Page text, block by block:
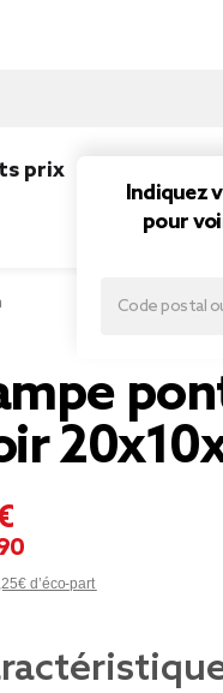
Indiquez
pour
prix
€
d’éco-part